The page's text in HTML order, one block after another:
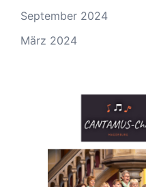
September 2024
März 2024